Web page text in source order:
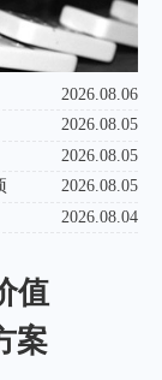
2026.08.06
2026.08.05
2026.08.05
2026.08.05
2026.08.04
值
案